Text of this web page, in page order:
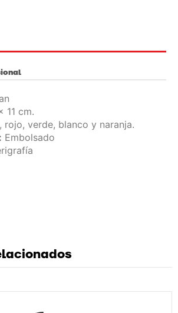
11 cm.
rojo, verde, blanco y naranja.
Embolsado